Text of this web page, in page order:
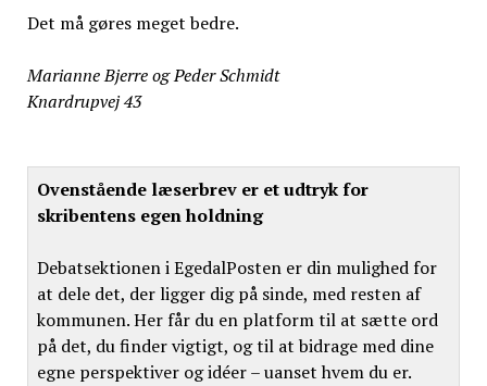
Det må gøres meget bedre.
Marianne Bjerre og Peder Schmidt
Knardrupvej 43
Ovenstående læserbrev er et udtryk for
skribentens egen holdning
Debatsektionen i EgedalPosten er din mulighed for
at dele det, der ligger dig på sinde, med resten af
kommunen. Her får du en platform til at sætte ord
på det, du finder vigtigt, og til at bidrage med dine
egne perspektiver og idéer – uanset hvem du er.